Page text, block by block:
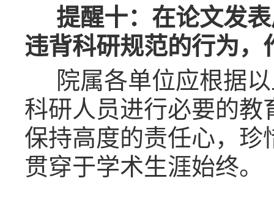
提醒十：在论文发
违背科研规范的行为
院属各单位应根据
科研人员进行必要的
保持高度的责任心，
贯穿于学术生涯始终。